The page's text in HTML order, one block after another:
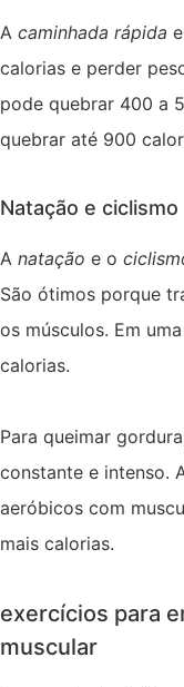
A caminhada rápida
calorias e perder
pode quebrar 400 a
quebrar até 900
Natação e ciclismo
A natação e o
São ótimos porque
os músculos. Em
calorias.
Para queimar
constante e intenso.
aeróbicos com
mais calorias.
exercícios para
muscular